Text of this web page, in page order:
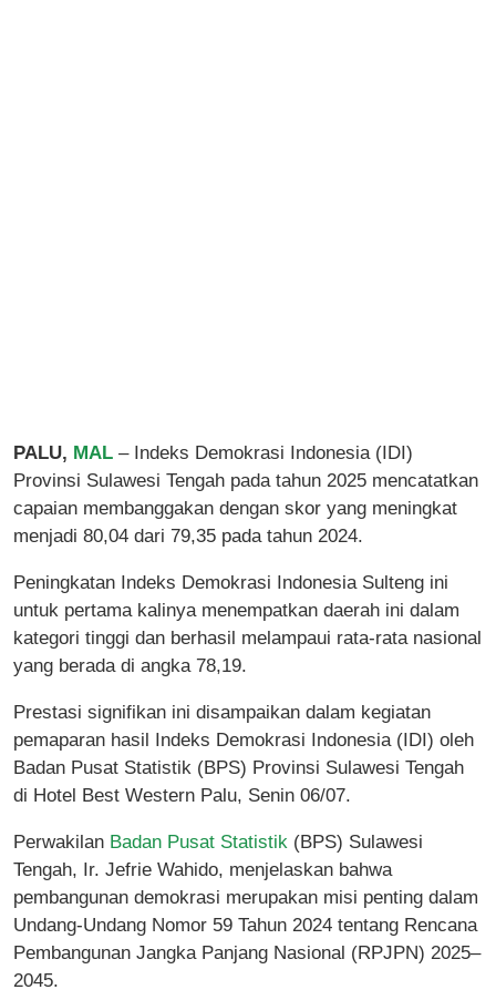
PALU, MAL – Indeks Demokrasi Indonesia (IDI)
Provinsi Sulawesi Tengah pada tahun 2025 mencatatkan
capaian membanggakan dengan skor yang meningkat
menjadi 80,04 dari 79,35 pada tahun 2024.
Peningkatan Indeks Demokrasi Indonesia Sulteng ini
untuk pertama kalinya menempatkan daerah ini dalam
kategori tinggi dan berhasil melampaui rata-rata nasional
yang berada di angka 78,19.
Prestasi signifikan ini disampaikan dalam kegiatan
pemaparan hasil Indeks Demokrasi Indonesia (IDI) oleh
Badan Pusat Statistik (BPS) Provinsi Sulawesi Tengah
di Hotel Best Western Palu, Senin 06/07.
Perwakilan Badan Pusat Statistik (BPS) Sulawesi
Tengah, Ir. Jefrie Wahido, menjelaskan bahwa
pembangunan demokrasi merupakan misi penting dalam
Undang-Undang Nomor 59 Tahun 2024 tentang Rencana
Pembangunan Jangka Panjang Nasional (RPJPN) 2025–
2045.